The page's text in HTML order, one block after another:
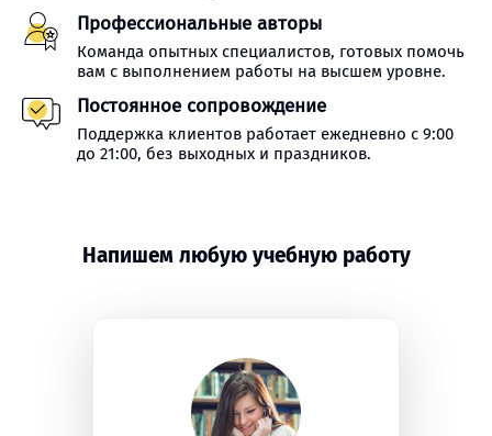
Профессиональные авторы
Команда опытных специалистов, готовых помочь
вам с выполнением работы на высшем уровне.
Постоянное сопровождение
Поддержка клиентов работает ежедневно с 9:00
до 21:00, без выходных и праздников.
Напишем любую учебную работу